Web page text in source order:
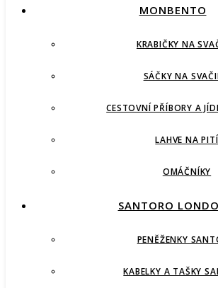
MONBENTO
KRABIČKY NA
SÁČKY NA
CESTOVNÍ PŘÍBORY A
LAHVE NA PITÍ
OMÁČNÍKY
SANTORO
PENĚŽENKY
KABELKY A TAŠKY